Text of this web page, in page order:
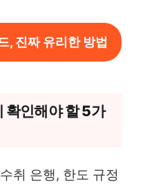
, 진짜 유리한 방법
확인해야 할 5가
취 은행, 한도 규정